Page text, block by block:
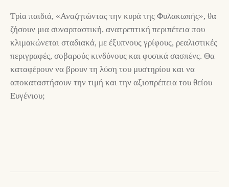
Τρία παιδιά, «Αναζητώντας την κυρά της Φυλακωπής», θα
ζήσουν μια συναρπαστική, ανατρεπτική περιπέτεια που
κλιμακώνεται σταδιακά, με έξυπνους γρίφους, ρεαλιστικές
περιγραφές, σοβαρούς κινδύνους και φυσικά σασπένς. Θα
καταφέρουν να βρουν τη λύση του μυστηρίου και να
αποκαταστήσουν την τιμή και την αξιοπρέπεια του θείου
Ευγένιου;